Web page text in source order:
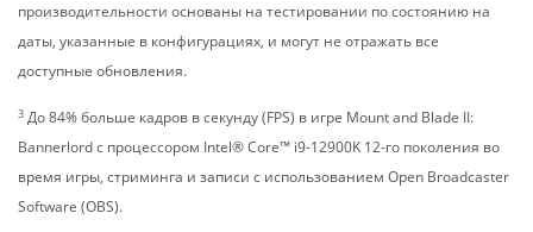
производительности основаны на тестировании по состоянию на
даты, указанные в конфигурациях, и могут не отражать все
доступные обновления.
3 До 84% больше кадров в секунду (FPS) в игре Mount and Blade II:
Bannerlord с процессором Intel® Core™ i9-12900K 12-го поколения во
время игры, стриминга и записи с использованием Open Broadcaster
Software (OBS).